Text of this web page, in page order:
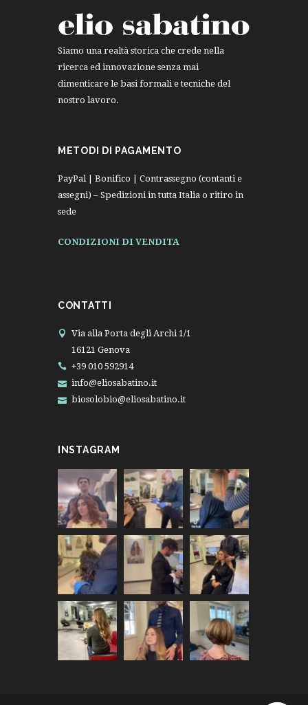
Siamo una realtà storica che crede nella
ricerca ed innovazione senza mai
dimenticare le basi formali e tecniche del
nostro lavoro.
METODI DI PAGAMENTO
PayPal | Bonifico | Contrassegno (contanti e
assegni) – Spedizioni in tutta Italia o ritiro in
sede
CONDIZIONI DI VENDITA
CONTATTI
Via alla Porta degli Archi 1/1
16121 Genova
+39 010 592914
info@eliosabatino.it
biosolobio@eliosabatino.it
INSTAGRAM